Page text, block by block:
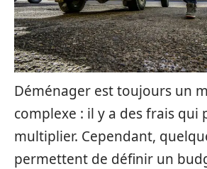
Déménager est toujours un
complexe : il y a des frais qui
multiplier. Cependant,
permettent de définir un